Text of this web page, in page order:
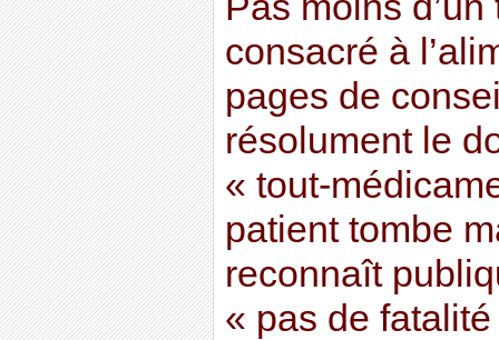
consacré à
pages de
résolument le
« tout-
patient tombe
reconnaît
« pas de